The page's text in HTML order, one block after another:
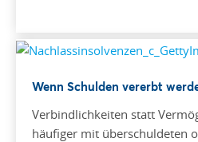
Wenn Schulden vererbt
Verbindlichkeiten statt
häufiger mit überschuldeten